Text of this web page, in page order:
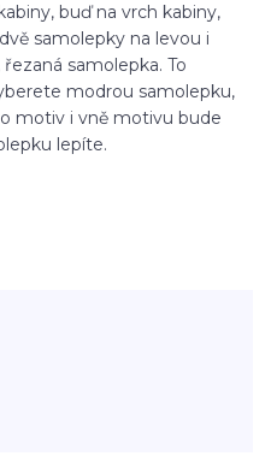
buď na vrch kabiny,
samolepky na levou i
samolepka. To
modrou samolepku,
motiv i vně motivu bude
lepíte.